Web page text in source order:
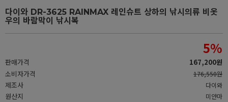
다이와 DR-3625 RAINMAX 레인슈트 상하의 낚시의류 비옷
우의 바람막이 낚시복
판매가격
5%
167,200원
소비자가격
176,550원
제조사 다이와
원산지 미얀마